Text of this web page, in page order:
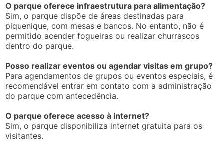
O parque oferece infraestrutura para alimentação?
Sim, o parque dispõe de áreas destinadas para
piquenique, com mesas e bancos. No entanto, não é
permitido acender fogueiras ou realizar churrascos
dentro do parque.
Posso realizar eventos ou agendar visitas em grupo?
Para agendamentos de grupos ou eventos especiais, é
recomendável entrar em contato com a administração
do parque com antecedência.
O parque oferece acesso à internet?
Sim, o parque disponibiliza internet gratuita para os
visitantes.